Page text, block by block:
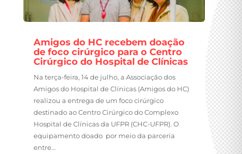
Amigos do HC recebem doação
de foco cirúrgico para o Centro
Cirúrgico do Hospital de Clínicas
Na terça-feira, 14 de julho, a Associação dos
Amigos do Hospital de Clínicas (Amigos do HC)
realizou a entrega de um foco cirúrgico
destinado ao Centro Cirúrgico do Complexo
Hospital de Clínicas da UFPR (CHC-UFPR). O
equipamento doado por meio da parceria
entre...